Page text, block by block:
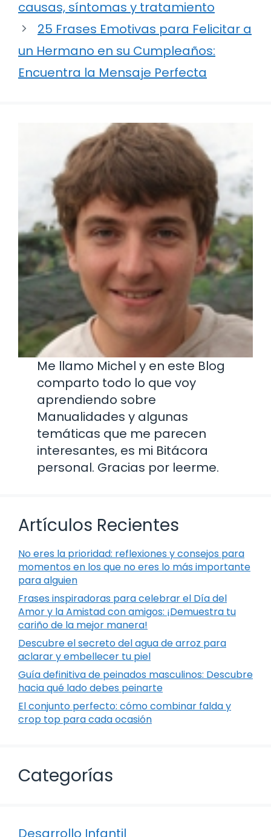
causas, síntomas y tratamiento
25 Frases Emotivas para Felicitar a
un Hermano en su Cumpleaños:
Encuentra la Mensaje Perfecta
Me llamo Michel y en este Blog
comparto todo lo que voy
aprendiendo sobre
Manualidades y algunas
temáticas que me parecen
interesantes, es mi Bitácora
personal. Gracias por leerme.
Artículos Recientes
No eres la prioridad: reflexiones y consejos para
momentos en los que no eres lo más importante
para alguien
Frases inspiradoras para celebrar el Día del
Amor y la Amistad con amigos: ¡Demuestra tu
cariño de la mejor manera!
Descubre el secreto del agua de arroz para
aclarar y embellecer tu piel
Guía definitiva de peinados masculinos: Descubre
hacia qué lado debes peinarte
El conjunto perfecto: cómo combinar falda y
crop top para cada ocasión
Categorías
Desarrollo Infantil